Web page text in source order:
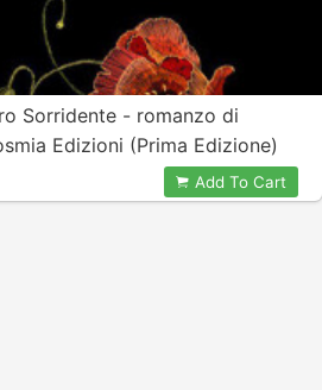
Sorridente - romanzo di
Edizioni (Prima Edizione)
Add To Cart